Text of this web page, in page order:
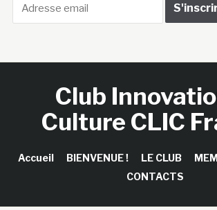
Club
Culture CLIC
Accueil BIENVENUE ! LE CLUB
CONTACTS